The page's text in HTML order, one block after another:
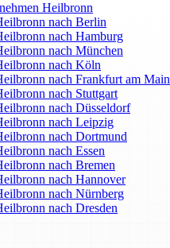
Heilbronn
nach Berlin
nach Hamburg
nach München
nach Köln
nach Frankfurt am Main
nach Stuttgart
nach Düsseldorf
nach Leipzig
nach Dortmund
nach Essen
nach Bremen
nach Hannover
nach Nürnberg
nach Dresden